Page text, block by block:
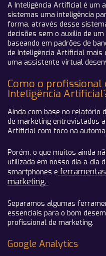
A Inteligência Artificial é um
sistemas uma inteligência
forma, através desse
decisões sem o auxílio de
baseando em padrões de
de Inteligência Artificial mais
uma assistente virtual
Como o profissional
Inteligência
Ainda com base no relatório
de marketing entrevistados
Artificial com foco na
Porém, o que muitos ainda
utilizada em nosso dia-a-dia
smartphones e
marketing.
Separamos algumas
essenciais para o bom
profissional de marketing.
Google Analytics